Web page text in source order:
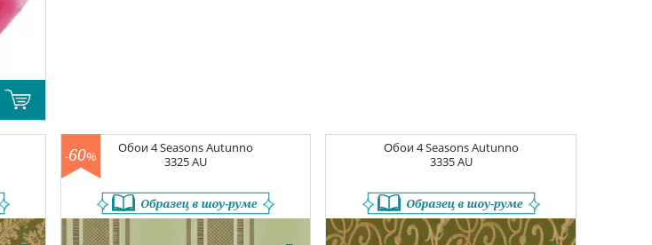
Обои4 Seasons Autunno
3325 AU
-60%
Обои4 Seasons Autunno
3335 AU